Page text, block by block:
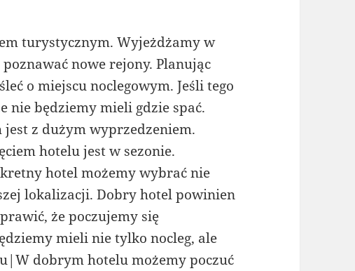
turystycznym. Wyjeżdżamy w
nowe rejony. Planując
o miejscu noclegowym. Jeśli tego
nie będziemy mieli gdzie spać.
z dużym wyprzedzeniem.
hotelu jest w sezonie.
hotel możemy wybrać nie
lokalizacji. Dobry hotel powinien
że poczujemy się
mieli nie tylko nocleg, ale
dobrym hotelu możemy poczuć